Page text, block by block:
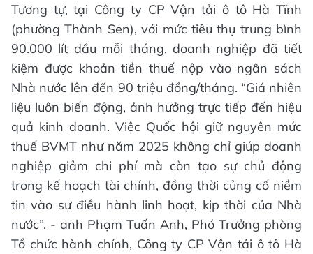
Tương tự, tại Công ty CP Vận tải ô tô Hà Tĩnh
(phường Thành Sen), với mức tiêu thụ trung bình
90.000 lít dầu mỗi tháng, doanh nghiệp đã tiết
kiệm được khoản tiền thuế nộp vào ngân sách
Nhà nước lên đến 90 triệu đồng/tháng. “Giá nhiên
liệu luôn biến động, ảnh hưởng trực tiếp đến hiệu
quả kinh doanh. Việc Quốc hội giữ nguyên mức
thuế BVMT như năm 2025 không chỉ giúp doanh
nghiệp giảm chi phí mà còn tạo sự chủ động
trong kế hoạch tài chính, đồng thời củng cố niềm
tin vào sự điều hành linh hoạt, kịp thời của Nhà
nước”. - anh Phạm Tuấn Anh, Phó Trưởng phòng
Tổ chức hành chính, Công ty CP Vận tải ô tô Hà